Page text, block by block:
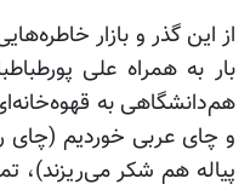
از این گذر و بازار
بار به همراه علی
هم‌دانشگاهی به
و چای عربی خوردیم (چای
پیاله هم شکر می‌ریزند)،